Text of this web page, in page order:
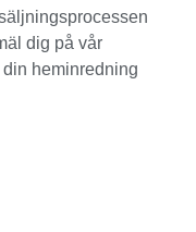
dig på vår
heminredning